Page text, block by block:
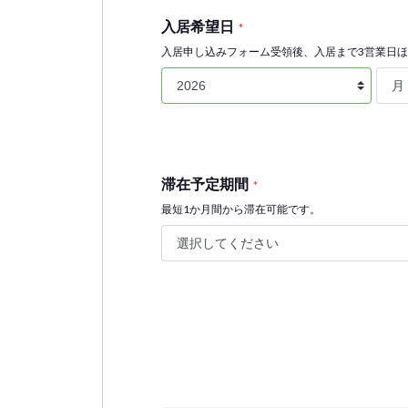
入居希望日 *
入居申し込みフォーム受領後、入居まで3営業日ほ
滞在予定期間 *
最短1か月間から滞在可能です。